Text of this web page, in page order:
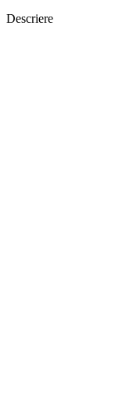
Descriere